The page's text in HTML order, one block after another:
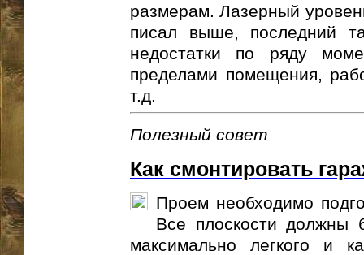
размерам. Лазерный
писал выше, последний
недостатки по ряду
пределами помещения,
т.д.
Полезный совет
Как смонтировать
Проем необходимо
Все плоскости должны
максимально легкого и